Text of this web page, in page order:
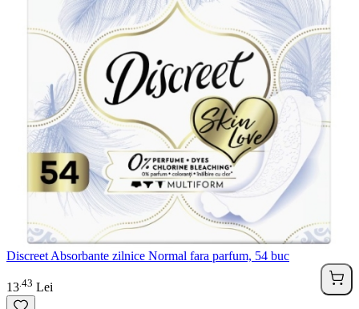
Discreet Absorbante zilnice Normal fara parfum, 54 buc
13 43 Lei